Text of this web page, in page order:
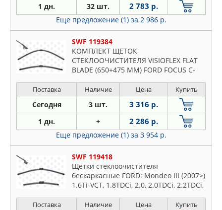
1 дн. 32 шт. 2 783 р.
Еще предложение (1) за 2 986 р.
SWF 119384
КОМПЛЕКТ ЩЕТОК
СТЕКЛООЧИСТИТЕЛЯ VISIOFLEX FLAT
BLADE (650+475 MM) FORD FOCUS C-
Поставка Наличие Цена Купить
Сегодня 3 шт. 3 316 р.
1 дн. + 2 286 р.
Еще предложение (1) за 3 954 р.
SWF 119418
Щетки стеклоочистителя
бескаркасные FORD: Mondeo III (2007>)
1.6Ti-VCT, 1.8TDCi, 2.0, 2.0TDCi, 2.2TDCi,
2.4TDi, 2.4i, 2.5i
Поставка Наличие Цена Купить